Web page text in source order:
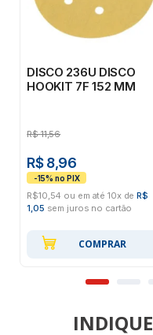
DISCO 236U DISCO
HOOKIT 7F 152 MM
R$ 11,56
R$ 8,96
R$10,54 ou em até 10x deR$
1,05 sem juros no cartão
COMPRAR
INDIQUE